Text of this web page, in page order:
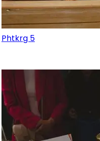
Phtkrg 5